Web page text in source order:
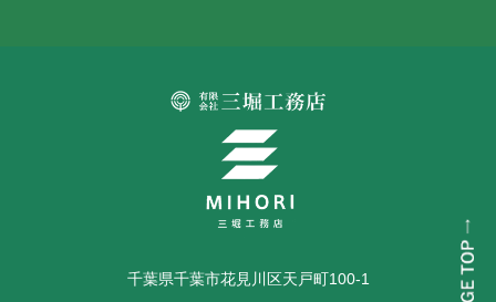
千葉県千葉市花見川区天戸町100-1